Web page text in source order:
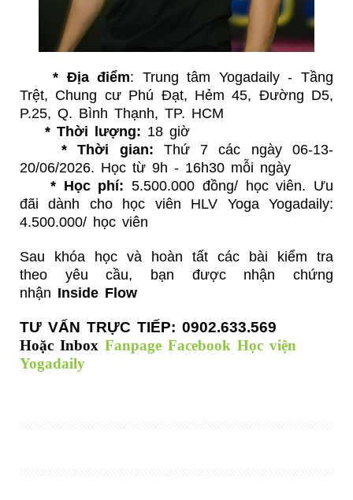
* Địa điểm: Trung tâm Yogadaily - Tầng
Trệt, Chung cư Phú Đạt, Hẻm 45, Đường D5,
P.25, Q. Bình Thạnh, TP. HCM
* Thời lượng: 18 giờ
*Thời gian:
Thứ 7 các ngày 06-13-
20/06/2026. Học từ 9h - 16h30 mỗi ngày
* Học phí: 5.500.000 đồng/ học viên. Ưu
đãi dành cho học viên HLV Yoga Yogadaily:
4.500.000/ học viên
Sau khóa học và hoàn tất các bài kiểm tra
theo yêu cầu, bạn được nhận chứng
nhận Inside Flow
TƯ VẤN TRỰC TIẾP: 0902.633.569
Hoặc Inbox Fanpage Facebook Học viện
Yogadaily